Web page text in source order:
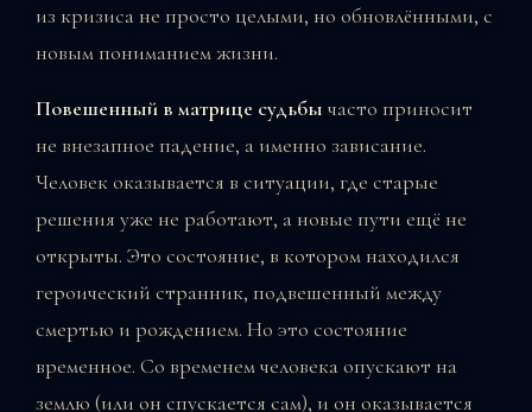
из кризиса не просто целыми, но обновлёнными, с
новым пониманием жизни.
Повешенный в матрице судьбы часто приносит
не внезапное падение, а именно зависание.
Человек оказывается в ситуации, где старые
решения уже не работают, а новые пути ещё не
открыты. Это состояние, в котором находился
героический странник, подвешенный между
смертью и рождением. Но это состояние
временное. Со временем человека опускают на
землю (или он спускается сам), и он оказывается